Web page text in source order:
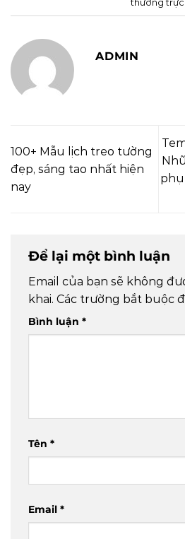
thường trực
ADMIN
100+ Mẫu lịch treo tường
đẹp, sáng tao nhất hiện
nay
Để lại một bình luận
Email của bạn sẽ không
khai. Các trường bắt buộc
Bình luận *
Tên *
Email *